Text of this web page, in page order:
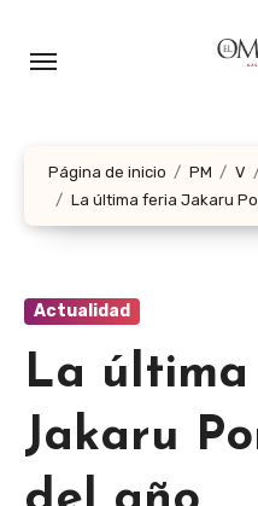
Página de inicio PM V
La última feria Jakaru
Actualidad
La
Jakaru